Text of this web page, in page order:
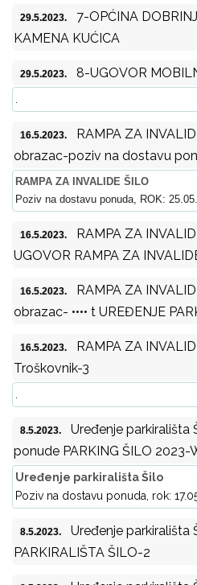
29.5.2023.
7-OPĆINA
KAMENA KUĆICA
29.5.2023. 8-UGOVOR
16.5.2023.
RAMPA ZA
obrazac-poziv na dostavu
RAMPA ZA INVALIDE ŠILO
Poziv na dostavu ponuda, ROK:
16.5.2023.
RAMPA ZA
UGOVOR RAMPA ZA
16.5.2023.
RAMPA ZA
obrazac- •••• t UREĐENJE
16.5.2023.
RAMPA ZA
Troškovnik-3
8.5.2023.
Uređenje parkirališta
ponude PARKING ŠILO 2023-
Uređenje parkirališta Šilo
Poziv na dostavu ponuda, rok:
8.5.2023.
Uređenje parkirališta
PARKIRALIŠTA ŠILO-2